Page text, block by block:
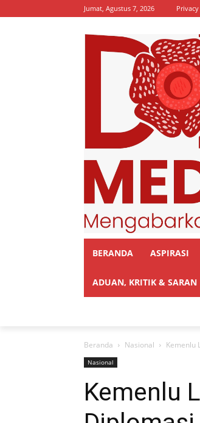
Jumat, Agustus 7, 2026
BERANDA ASPIRASI
ADUAN, KRITIK & SARAN
Beranda Nasional Kemenlu
Nasional
Kemenlu